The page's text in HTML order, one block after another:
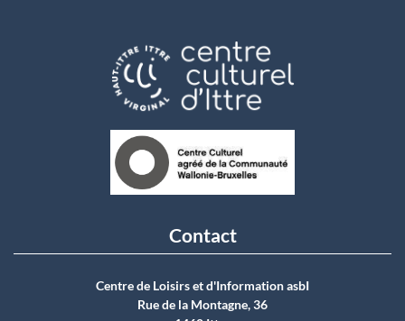
Contact
Centre de Loisirs et d'Information asbI
Rue de la Montagne, 36